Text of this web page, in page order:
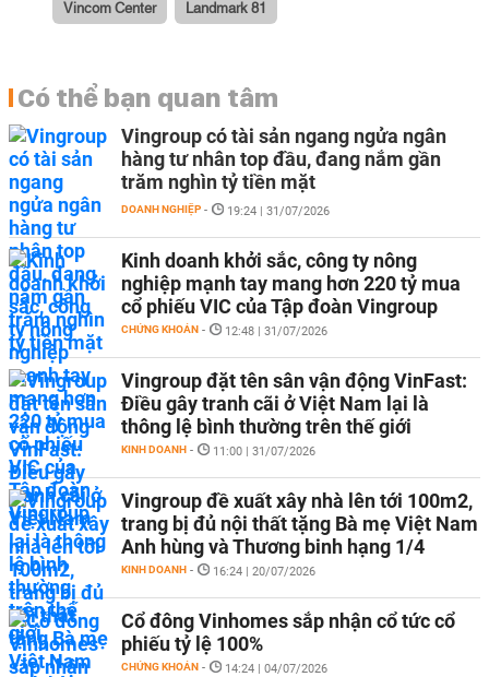
Vincom Center Landmark 81
Có thể bạn quan tâm
Vingroup có tài sản ngang ngửa ngân
hàng tư nhân top đầu, đang nắm gần
trăm nghìn tỷ tiền mặt
DOANH NGHIỆP - 19:24 | 31/07/2026
Kinh doanh khởi sắc, công ty nông
nghiệp mạnh tay mang hơn 220 tỷ mua
cổ phiếu VIC của Tập đoàn Vingroup
CHỨNG KHOÁN - 12:48 | 31/07/2026
Vingroup đặt tên sân vận động VinFast:
Điều gây tranh cãi ở Việt Nam lại là
thông lệ bình thường trên thế giới
KINH DOANH - 11:00 | 31/07/2026
Vingroup đề xuất xây nhà lên tới 100m2,
trang bị đủ nội thất tặng Bà mẹ Việt Nam
Anh hùng và Thương binh hạng 1/4
KINH DOANH - 16:24 | 20/07/2026
Cổ đông Vinhomes sắp nhận cổ tức cổ
phiếu tỷ lệ 100%
CHỨNG KHOÁN - 14:24 | 04/07/2026